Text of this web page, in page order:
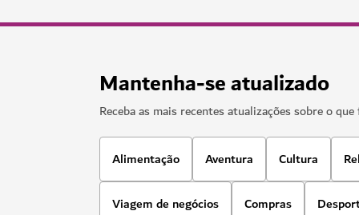
Mantenha-se atualizado
Receba as mais recentes atualizações sobre o
Alimentação Aventura Cultura
Viagem de negócios Compras